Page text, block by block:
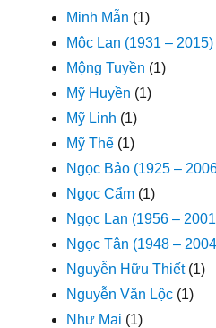
Minh Mẫn (1)
Mộc Lan (1931 – 2015)
Mộng Tuyền (1)
Mỹ Huyền (1)
Mỹ Linh (1)
Mỹ Thể (1)
Ngọc Bảo (1925 –
Ngọc Cẩm (1)
Ngọc Lan (1956 –
Ngọc Tân (1948 –
Nguyễn Hữu Thiết(1)
Nguyễn Văn Lộc (1)
Như Mai (1)